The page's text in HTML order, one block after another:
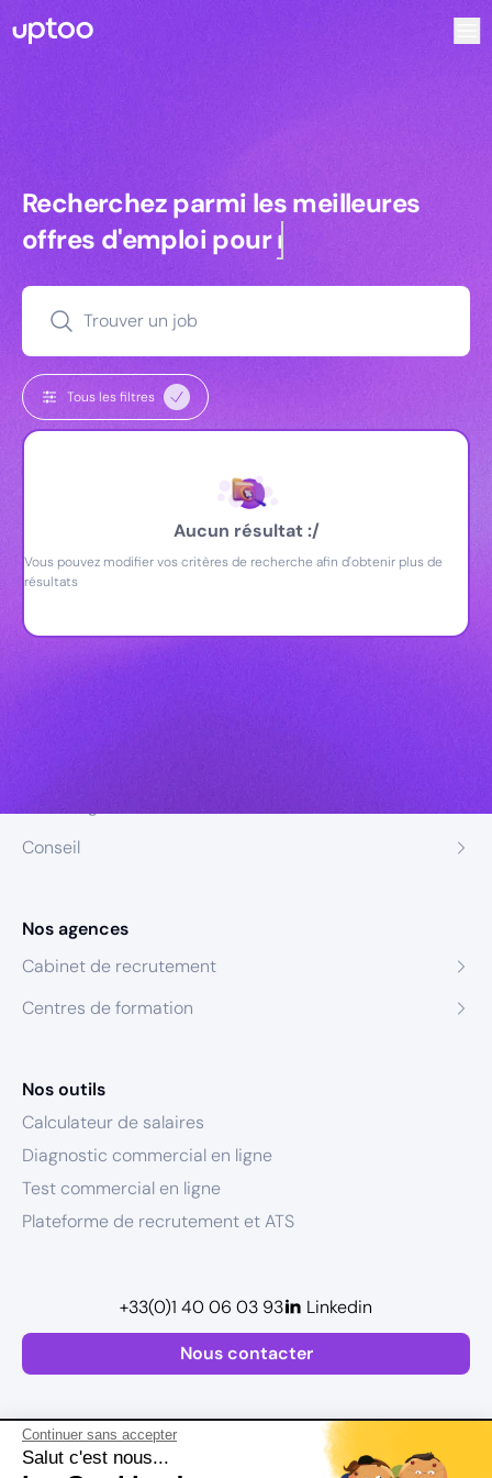
Continuer sans accepter
Salut c'est nous...
Recherchez parmi les meilleures
Recherchez parmi les meilleures
offres d'emploi pourmanagers
Trouver un job
Tous les filtres
Aucun résultat :/
Vous pouvez modifier vos critères de recherche afin d'obtenir plus de
résultats
Conseil
Nos agences
Cabinet de recrutement
Centres de formation
Nos outils
Calculateur de salaires
Diagnostic commercial en ligne
Test commercial en ligne
Plateforme de recrutement et ATS
Nous contacter
+33(0)1 40 06 03 93 Linkedin